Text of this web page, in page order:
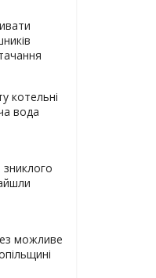
котельні
вода
можливе